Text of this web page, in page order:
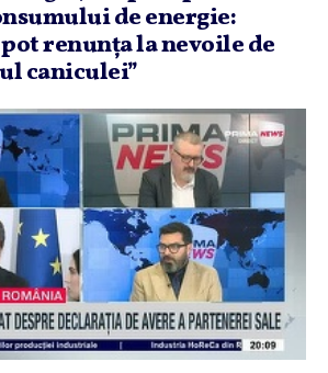
de energie:
renunţa la nevoile de
caniculei”